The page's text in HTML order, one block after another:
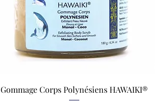
Gommage Corps Polynésiens HAWAIKI®